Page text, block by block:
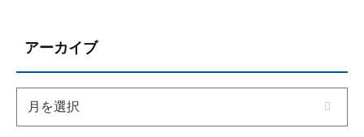
アーカイブ